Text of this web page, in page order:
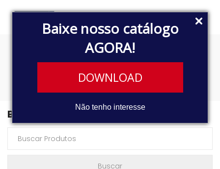
Baixe nosso catálogo
AGORA!
DOWNLOAD
Não tenho interesse
354
Buscar Produtos